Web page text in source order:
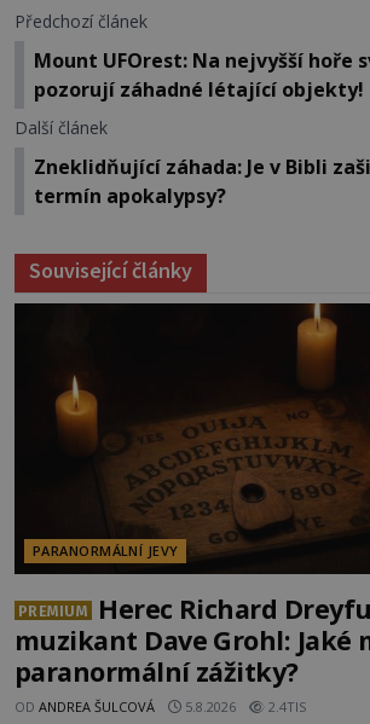
Předchozí článek
Mount UFOrest: Na nejvyšší hoře
pozorují záhadné létající objekty!
Další článek
Zneklidňující záhada: Je v Bibli
termín apokalypsy?
Související články
PARANORMÁLNÍ JEVY
PREMIUM
Herec Richard
muzikant Dave Grohl: Jaké
paranormální zážitky?
OD ANDREA ŠULCOVÁ 5.8.2026 2.4TIS